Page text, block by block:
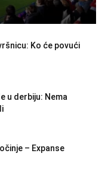
Ko će povući
u derbiju: Nema
– Expanse